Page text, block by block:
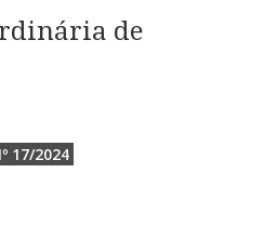
de
17/2024